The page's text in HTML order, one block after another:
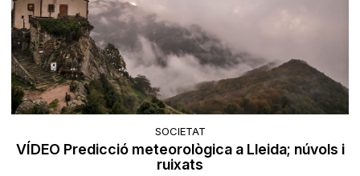
SOCIETAT
VÍDEO Predicció meteorològica a Lleida; núvols i
ruixats